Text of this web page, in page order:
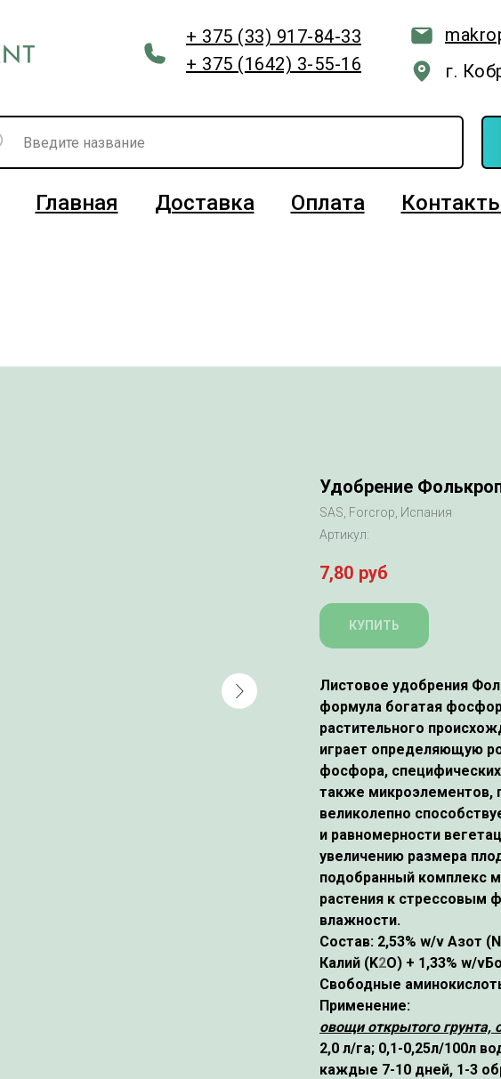
+ 375 (33) 917-84-33
г.
+ 375 (1642) 3-55-16
Главная Доставка Оплата
Удобрение
SAS, Forcrop, Испания
Артикул:
7,80 руб
КУПИТЬ
Листовое удобрения
формула богатая
растительного
играет определяющую
фосфора,
также микроэлементов,
великолепно
и равномерности
увеличению размера
подобранный комплекс
растения к стрессовым
влажности.
Состав: 2,53% w/v Азот
Калий (K2O) + 1,33% w/
Свободные
Применение:
овощи открытого грунта,
2,0 л/га; 0,1-0,25л/100л
каждые 7-10 дней, 1-3